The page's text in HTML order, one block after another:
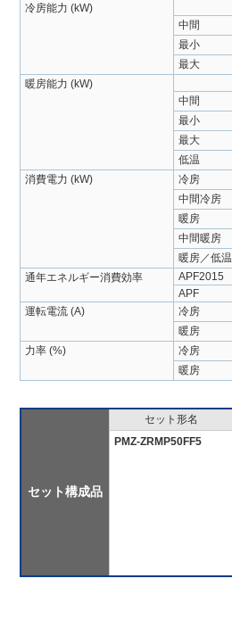
冷房能力 (kW)
中間
最小
最大
暖房能力 (kW)
中間
最小
最大
低温
消費電力 (kW)
冷房
中間冷房
暖房
中間暖房
暖房／低温
通年エネルギー消費効率
APF2015
APF
運転電流 (A)
冷房
暖房
力率 (%)
冷房
暖房
セット構成品
セット形名
PMZ-ZRMP50FF5